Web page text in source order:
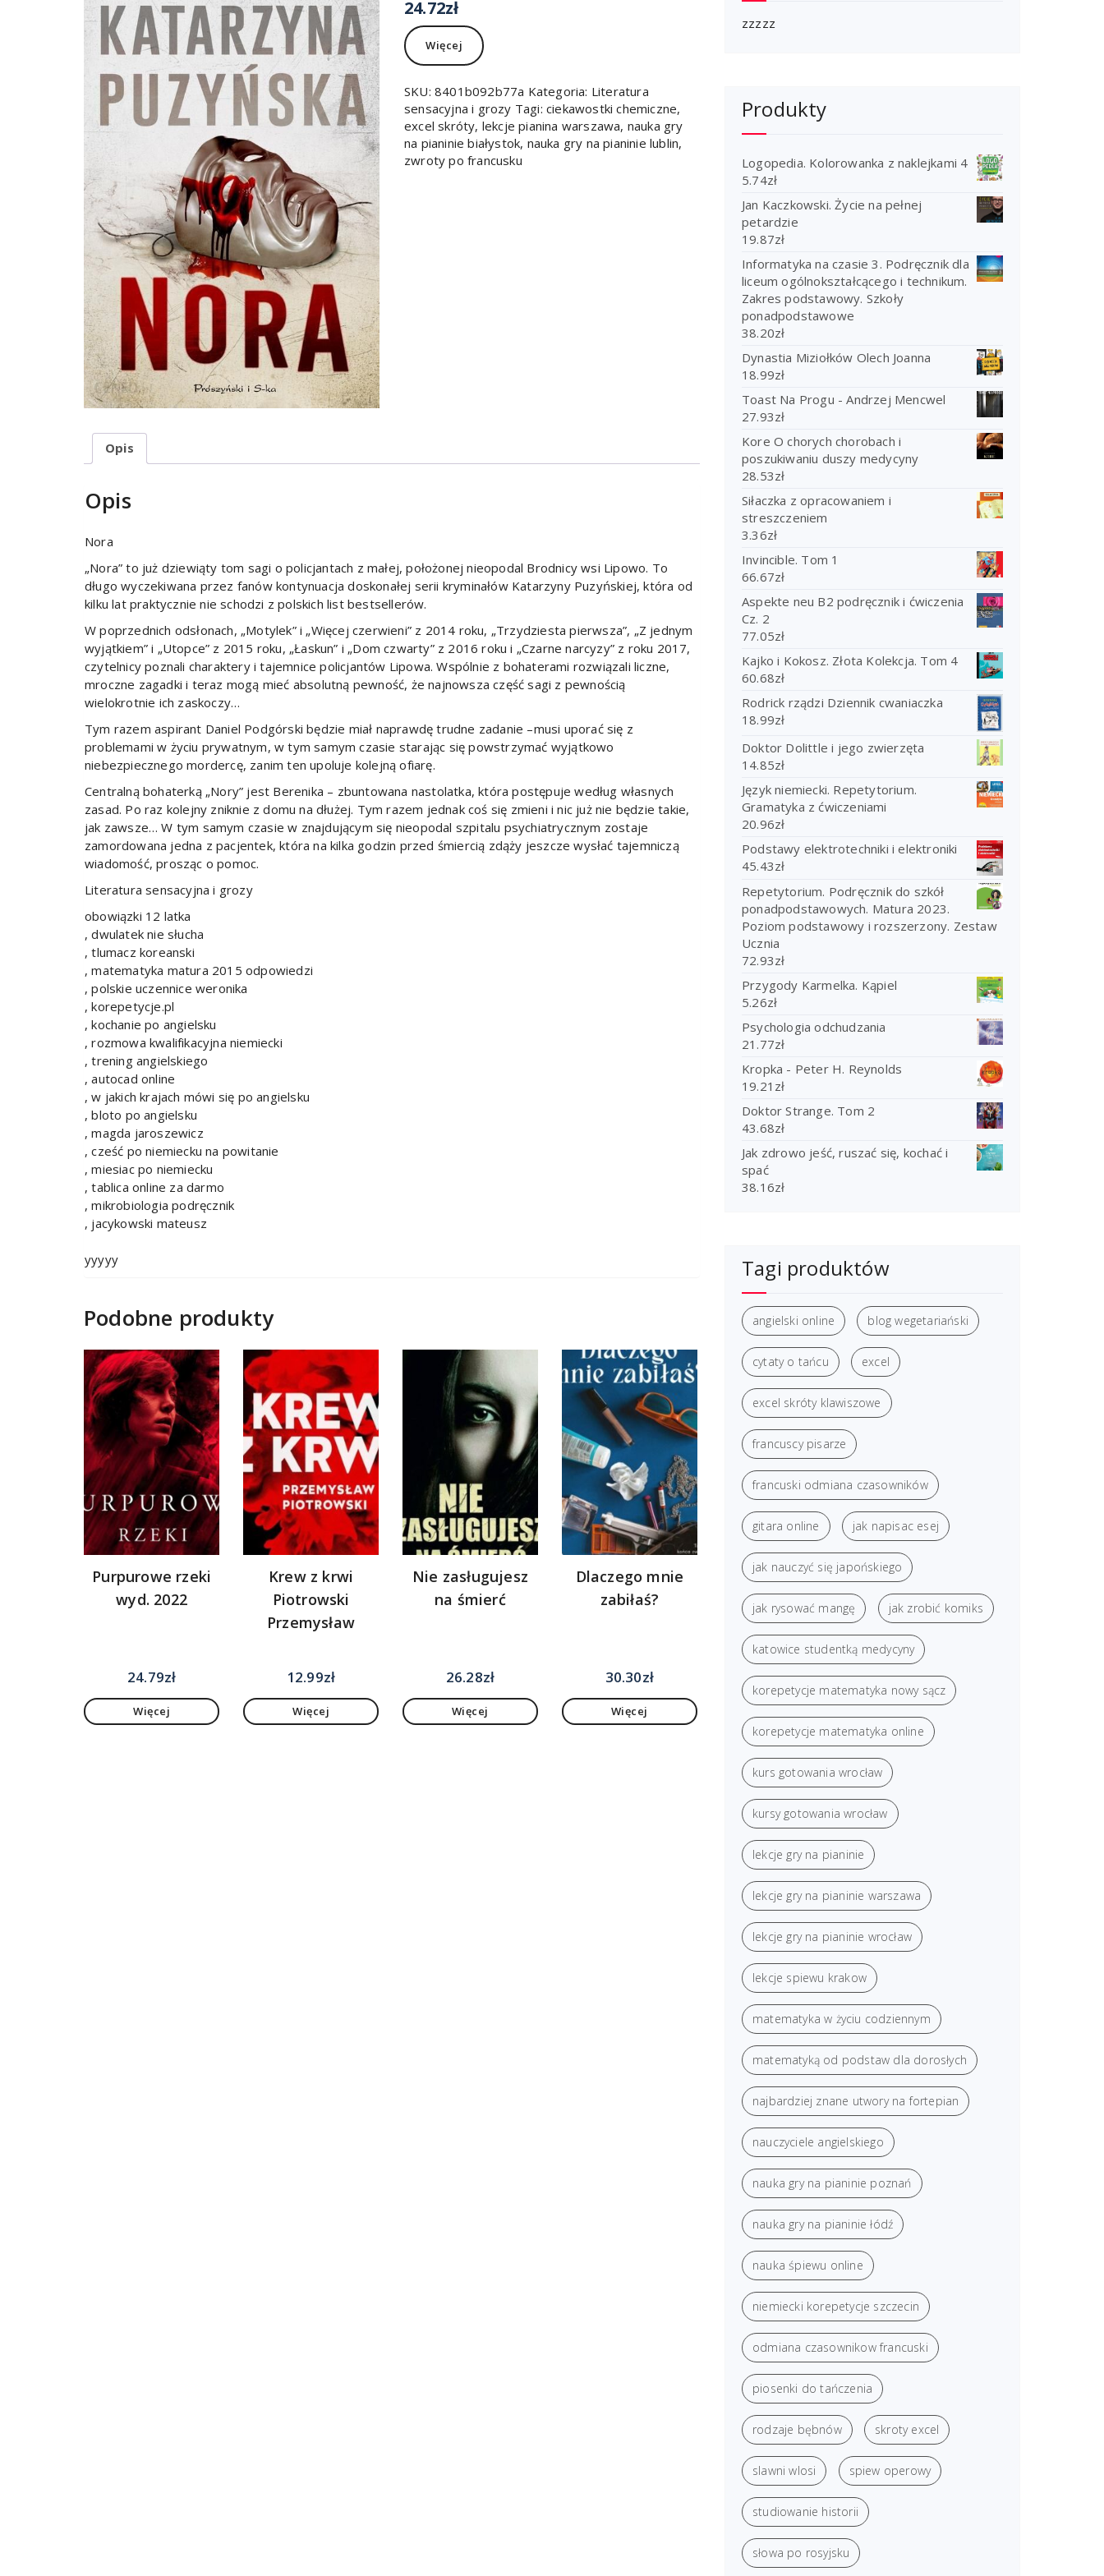
24.72zł
Więcej
SKU: 8401b092b77a Kategoria: Literatura
sensacyjna i grozy Tagi:ciekawostki chemiczne,
excel skróty, lekcje pianina warszawa, nauka gry
na pianinie białystok, nauka gry na pianinie lublin,
zwroty po francusku
Opis
Opis
Nora
„Nora” to już dziewiąty tom sagi o policjantach z małej, położonej nieopodal Brodnicy wsi Lipowo. To
długo wyczekiwana przez fanów kontynuacja doskonałej serii kryminałów Katarzyny Puzyńskiej, która od
kilku lat praktycznie nie schodzi z polskich list bestsellerów.
W poprzednich odsłonach, „Motylek” i „Więcej czerwieni” z 2014 roku, „Trzydziesta pierwsza”, „Z jednym
wyjątkiem” i „Utopce” z 2015 roku, „Łaskun” i „Dom czwarty” z 2016 roku i „Czarne narcyzy” z roku 2017,
czytelnicy poznali charaktery i tajemnice policjantów Lipowa. Wspólnie z bohaterami rozwiązali liczne,
mroczne zagadki i teraz mogą mieć absolutną pewność, że najnowsza część sagi z pewnością
wielokrotnie ich zaskoczy…
Tym razem aspirant Daniel Podgórski będzie miał naprawdę trudne zadanie –musi uporać się z
problemami w życiu prywatnym, w tym samym czasie starając się powstrzymać wyjątkowo
niebezpiecznego mordercę, zanim ten upoluje kolejną ofiarę.
Centralną bohaterką „Nory” jest Berenika – zbuntowana nastolatka, która postępuje według własnych
zasad. Po raz kolejny zniknie z domu na dłużej. Tym razem jednak coś się zmieni i nic już nie będzie takie,
jak zawsze… W tym samym czasie w znajdującym się nieopodal szpitalu psychiatrycznym zostaje
zamordowana jedna z pacjentek, która na kilka godzin przed śmiercią zdąży jeszcze wysłać tajemniczą
wiadomość, prosząc o pomoc.
Literatura sensacyjna i grozy
obowiązki 12 latka
, dwulatek nie słucha
, tlumacz koreanski
, matematyka matura 2015 odpowiedzi
, polskie uczennice weronika
, korepetycje.pl
, kochanie po angielsku
, rozmowa kwalifikacyjna niemiecki
, trening angielskiego
, autocad online
, w jakich krajach mówi się po angielsku
, bloto po angielsku
, magda jaroszewicz
, cześć po niemiecku na powitanie
, miesiac po niemiecku
, tablica online za darmo
, mikrobiologia podręcznik
, jacykowski mateusz
yyyyy
Podobne produkty
Purpurowe rzeki
wyd. 2022
24.79zł
Więcej
Krew z krwi
Piotrowski
Przemysław
12.99zł
Więcej
Nie zasługujesz
na śmierć
26.28zł
Więcej
Dlaczego mnie
zabiłaś?
30.30zł
Więcej
zzzzz
Produkty
Logopedia. Kolorowanka z naklejkami 4
5.74zł
Jan Kaczkowski. Życie na pełnej
petardzie
19.87zł
Informatyka na czasie 3. Podręcznik dla
liceum ogólnokształcącego i technikum.
Zakres podstawowy. Szkoły
ponadpodstawowe
38.20zł
Dynastia Miziołków Olech Joanna
18.99zł
Toast Na Progu - Andrzej Mencwel
27.93zł
Kore O chorych chorobach i
poszukiwaniu duszy medycyny
28.53zł
Siłaczka z opracowaniem i
streszczeniem
3.36zł
Invincible. Tom 1
66.67zł
Aspekte neu B2 podręcznik i ćwiczenia
Cz. 2
77.05zł
Kajko i Kokosz. Złota Kolekcja. Tom 4
60.68zł
Rodrick rządzi Dziennik cwaniaczka
18.99zł
Doktor Dolittle i jego zwierzęta
14.85zł
Język niemiecki. Repetytorium.
Gramatyka z ćwiczeniami
20.96zł
Podstawy elektrotechniki i elektroniki
45.43zł
Repetytorium. Podręcznik do szkół
ponadpodstawowych. Matura 2023.
Poziom podstawowy i rozszerzony. Zestaw
Ucznia
72.93zł
Przygody Karmelka. Kąpiel
5.26zł
Psychologia odchudzania
21.77zł
Kropka - Peter H. Reynolds
19.21 zł
Doktor Strange. Tom 2
43.68zł
Jak zdrowo jeść, ruszać się, kochać i
spać
38.16zł
Tagi produktów
angielski online blog wegetariański
cytaty o tańcu excel
excel skróty klawiszowe
francuscy pisarze
francuski odmiana czasowników
gitara online jak napisac esej
jak nauczyć się japońskiego
jak rysować mangę jak zrobić komiks
katowice studentką medycyny
korepetycje matematyka nowy sącz
korepetycje matematyka online
kurs gotowania wrocław
kursy gotowania wrocław
lekcje gry na pianinie
lekcje gry na pianinie warszawa
lekcje gry na pianinie wrocław
lekcje spiewu krakow
matematyka w życiu codziennym
matematyką od podstaw dla dorosłych
najbardziej znane utwory na fortepian
nauczyciele angielskiego
nauka gry na pianinie poznań
nauka gry na pianinie łódź
nauka śpiewu online
niemiecki korepetycje szczecin
odmiana czasownikow francuski
piosenki do tańczenia
rodzaje bębnów skroty excel
slawni wlosi spiew operowy
studiowanie historii
słowa po rosyjsku